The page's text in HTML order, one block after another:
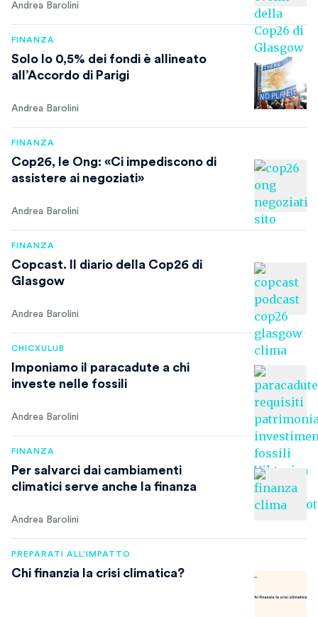
Andrea Barolini
FINANZA
Solo lo 0,5% dei fondi è allineato
all’Accordo di Parigi
Andrea Barolini
FINANZA
Cop26, le Ong: «Ci impediscono di
assistere ai negoziati»
Andrea Barolini
FINANZA
Copcast. Il diario della Cop26 di
Glasgow
Andrea Barolini
CHICXULUB
Imponiamo il paracadute a chi
investe nelle fossili
Andrea Barolini
FINANZA
Per salvarci dai cambiamenti
climatici serve anche la finanza
Andrea Barolini
PREPARATI ALL'IMPATTO
Chi finanzia la crisi climatica?